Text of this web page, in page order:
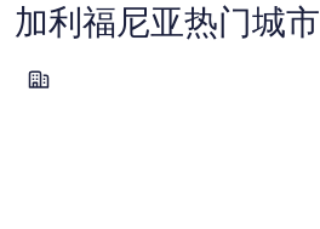
加利福尼亚热门城市
旧金山